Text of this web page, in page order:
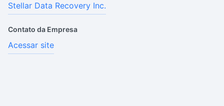
Stellar Data Recovery Inc.
Contato da Empresa
Acessar site